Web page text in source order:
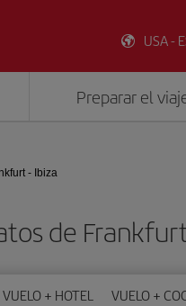
USA -
Preparar el
- Ibiza
de
VUELO + HOTEL VUELO +